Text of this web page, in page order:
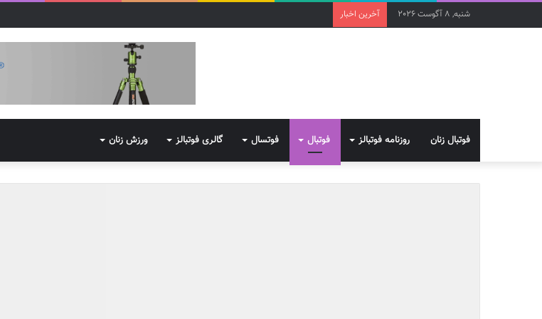
شنبه, 8 آگوست 2026 آخرین اخبار
فوتبال زنان روزنامه فوتبالز فوتبال فوتسال گالری فوتبالز ورزش زنان